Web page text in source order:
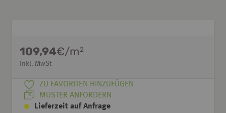
109,94€/m2
inkl. MwSt
ZU FAVORITEN HINZUFÜGEN
MUSTER ANFORDERN
Lieferzeit auf Anfrage